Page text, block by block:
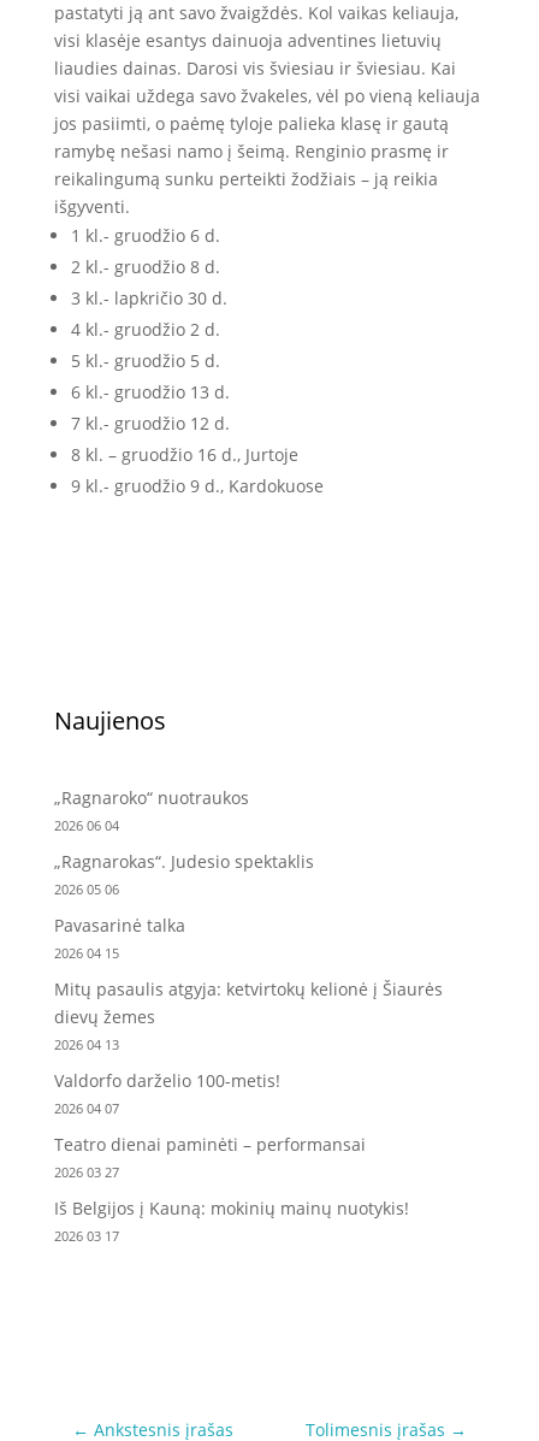
pastatyti ją ant savo žvaigždės. Kol vaikas keliauja,
visi klasėje esantys dainuoja adventines lietuvių
liaudies dainas. Darosi vis šviesiau ir šviesiau. Kai
visi vaikai uždega savo žvakeles, vėl po vieną keliauja
jos pasiimti, o paėmę tyloje palieka klasę ir gautą
ramybę nešasi namo į šeimą. Renginio prasmę ir
reikalingumą sunku perteikti žodžiais – ją reikia
išgyventi.
1 kl.- gruodžio 6 d.
2 kl.- gruodžio 8 d.
3 kl.- lapkričio 30 d.
4 kl.- gruodžio 2 d.
5 kl.- gruodžio 5 d.
6 kl.- gruodžio 13 d.
7 kl.- gruodžio 12 d.
8 kl. – gruodžio 16 d., Jurtoje
9 kl.- gruodžio 9 d., Kardokuose
Naujienos
„Ragnaroko“ nuotraukos
2026 06 04
„Ragnarokas“. Judesio spektaklis
2026 05 06
Pavasarinė talka
2026 04 15
Mitų pasaulis atgyja: ketvirtokų kelionė į Šiaurės
dievų žemes
2026 04 13
Valdorfo darželio 100-metis!
2026 04 07
Teatro dienai paminėti – performansai
2026 03 27
Iš Belgijos į Kauną: mokinių mainų nuotykis!
2026 03 17
← Ankstesnis įrašas Tolimesnis įrašas →